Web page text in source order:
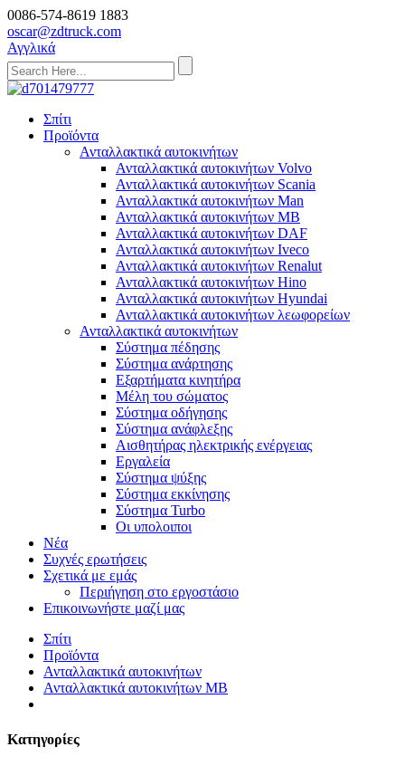
0086-574-8619 1883
oscar@zdtruck.com
Αγγλικά
Σπίτι
Προϊόντα
Ανταλλακτικά αυτοκινήτων
Ανταλλακτικά αυτοκινήτων Volvo
Ανταλλακτικά αυτοκινήτων Scania
Ανταλλακτικά αυτοκινήτων Man
Ανταλλακτικά αυτοκινήτων MB
Ανταλλακτικά αυτοκινήτων DAF
Ανταλλακτικά αυτοκινήτων Iveco
Ανταλλακτικά αυτοκινήτων Renalut
Ανταλλακτικά αυτοκινήτων Hino
Ανταλλακτικά αυτοκινήτων Hyundai
Ανταλλακτικά αυτοκινήτων λεωφορείων
Ανταλλακτικά αυτοκινήτων
Σύστημα πέδησης
Σύστημα ανάρτησης
Εξαρτήματα κινητήρα
Μέλη του σώματος
Σύστημα οδήγησης
Σύστημα ανάφλεξης
Αισθητήρας ηλεκτρικής ενέργειας
Εργαλεία
Σύστημα ψύξης
Σύστημα εκκίνησης
Σύστημα Turbo
Οι υπολοιποι
Νέα
Συχνές ερωτήσεις
Σχετικά με εμάς
Περιήγηση στο εργοστάσιο
Επικοινωνήστε μαζί μας
Σπίτι
Προϊόντα
Ανταλλακτικά αυτοκινήτων
Ανταλλακτικά αυτοκινήτων MB
Κατηγορίες